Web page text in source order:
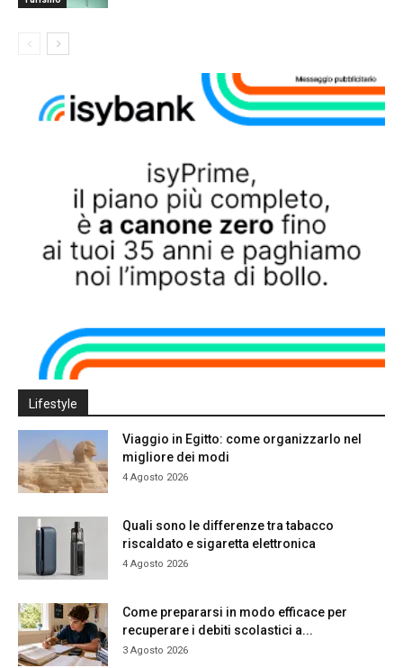
Lifestyle
Viaggio in Egitto: come organizzarlo nel
migliore dei modi
4 Agosto 2026
Quali sono le differenze tra tabacco
riscaldato e sigaretta elettronica
4 Agosto 2026
Come prepararsi in modo efficace per
recuperare i debiti scolastici a...
3 Agosto 2026